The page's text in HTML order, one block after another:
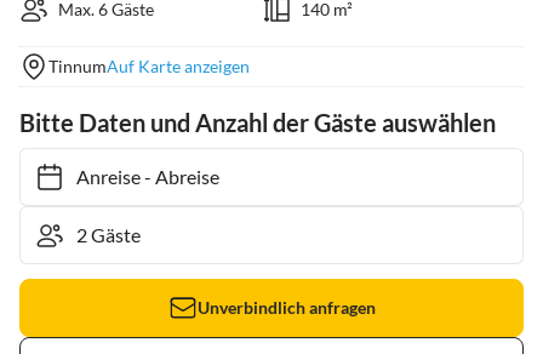
Max. 6 Gäste
140 m²
TinnumAuf Karte anzeigen
Bitte Daten und Anzahl der Gäste auswählen
Anreise- Abreise
Unverbindlich anfragen